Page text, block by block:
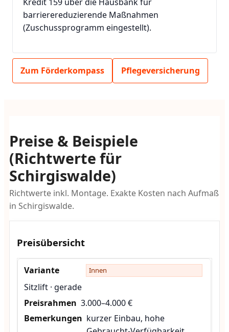
barrierereduzierende Maßnahmen
(Zuschussprogramm eingestellt).
Zum Förderkompass Pflegeversicherung
Preise & Beispiele
(Richtwerte für
Schirgiswalde)
Richtwerte inkl. Montage. Exakte Kosten nach Aufmaß
in Schirgiswalde.
Preisübersicht
Innen
Sitzlift · gerade
3.000–4.000 €
kurzer Einbau, hohe